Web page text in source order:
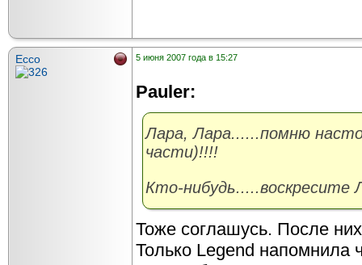
Ecco 5 июня 2007 года в 15:27
Pauler:
Лара, Лара......помню
части)!!!!
Кто-нибудь.....воскресите
Тоже соглашусь. После
Только Legend напомнила